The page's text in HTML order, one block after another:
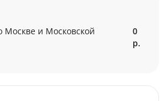
Москве и Московской
0
р.